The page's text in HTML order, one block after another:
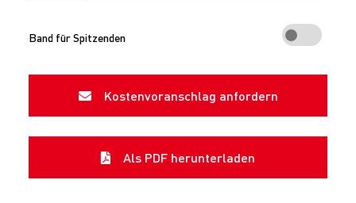
Band für Spitzenden
Kostenvoranschlag anfordern
Als PDF herunterladen